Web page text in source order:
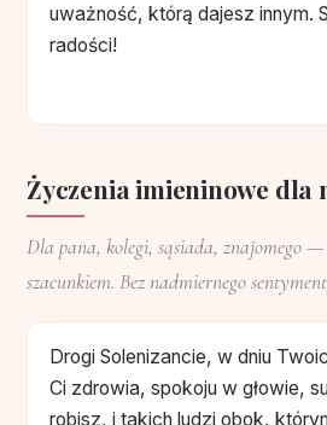
uważność, którą dajesz innym.
radości!
Życzenia imieninowe dla
Dla pana, kolegi, sąsiada, znajomego
szacunkiem. Bez nadmiernego
Drogi Solenizancie, w dniu
Ci zdrowia, spokoju w głowie,
robisz, i takich ludzi obok,